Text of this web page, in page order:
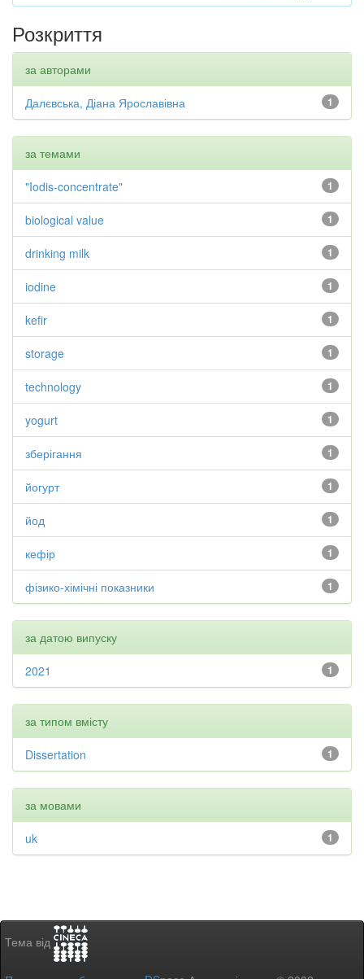
Розкриття
за авторами
1
Далєвська, Діана Ярославівна
за темами
1
"Iodis-concentrate"
1
biological value
1
drinking milk
1
iodine
1
kefir
1
storage
1
technology
1
yogurt
1
зберігання
1
йогурт
1
йод
1
кефір
1
фізико-хімічні показники
за датою випуску
1
2021
за типом вмісту
1
Dissertation
за мовами
1
uk
Тема від